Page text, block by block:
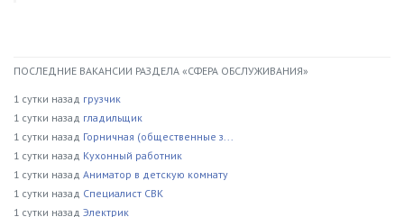
ПОСЛЕДНИЕ ВАКАНСИИ РАЗДЕЛА «СФЕРА ОБСЛУЖИВАНИЯ»
1 сутки назад грузчик
1 сутки назад гладильщик
1 сутки назад Горничная (общественные з...
1 сутки назад Кухонный работник
1 сутки назад Аниматор в детскую комнату
1 сутки назад Специалист СВК
1 сутки назад Электрик